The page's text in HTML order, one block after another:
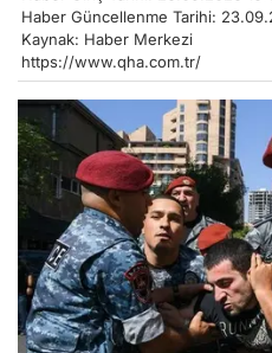
Haber Güncellenme Tarihi:
Kaynak: Haber Merkezi
https://www.qha.com.tr/